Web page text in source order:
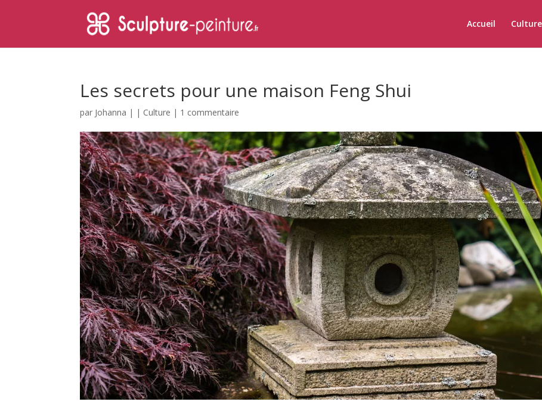
Accueil Culture
Les secrets pour une maison Feng Shui
par Johanna | | Culture | 1 commentaire